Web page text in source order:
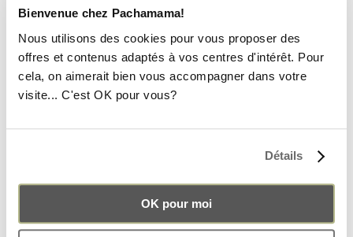
Bienvenue chez Pachamama!
Nous utilisons des cookies pour vous proposer des
offres et contenus adaptés à vos centres d'intérêt. Pour
cela, on aimerait bien vous accompagner dans votre
visite... C'est OK pour vous?
Détails
OK pour moi
UN SAC À DOS ÉTHIQUE, UNIQUE ET
FAIT POUR DURER
Un choix responsable, un style inimitable !
atelier familial labelliséCommerce Équitable. Chaque pièce
est unique, façonnée avec passion et savoir-faire. Il faut
une
UNE QUALITÉ QUI TRAVERSE LE TEMPS